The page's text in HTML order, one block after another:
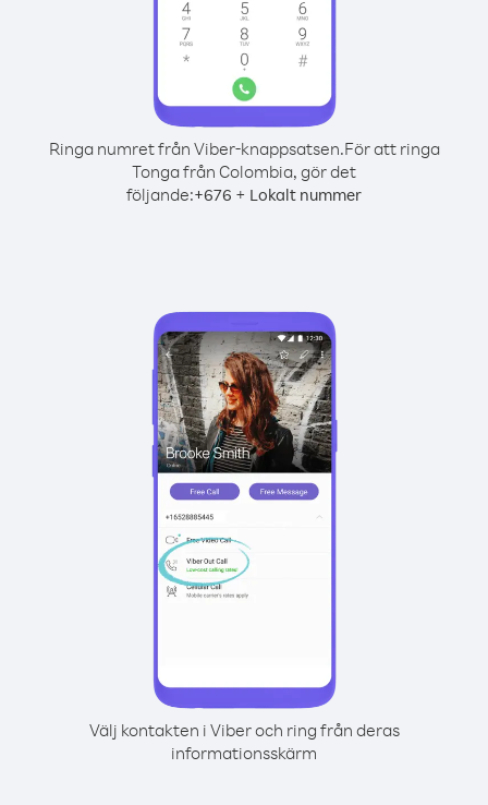
Ringa numret från Viber-knappsatsen.För att ringa
Tonga från Colombia, gör det
följande:+676 + Lokalt nummer
Välj kontakten i Viber och ring från deras
informationsskärm